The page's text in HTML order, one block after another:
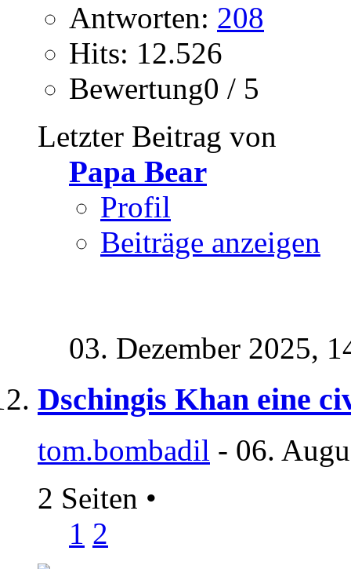
Antworten: 208
Hits: 12.526
Bewertung0 / 5
Letzter Beitrag von
Papa Bear
Profil
Beiträge anzeigen
03. Dezember 2025,
Dschingis Khan eine
tom.bombadil - 06.
2 Seiten •
1 2